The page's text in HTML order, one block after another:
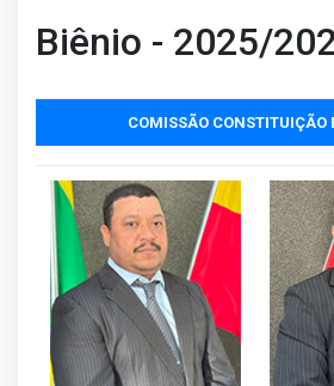
Biênio - 2025/
COMISSÃO CONSTITUIÇÃO